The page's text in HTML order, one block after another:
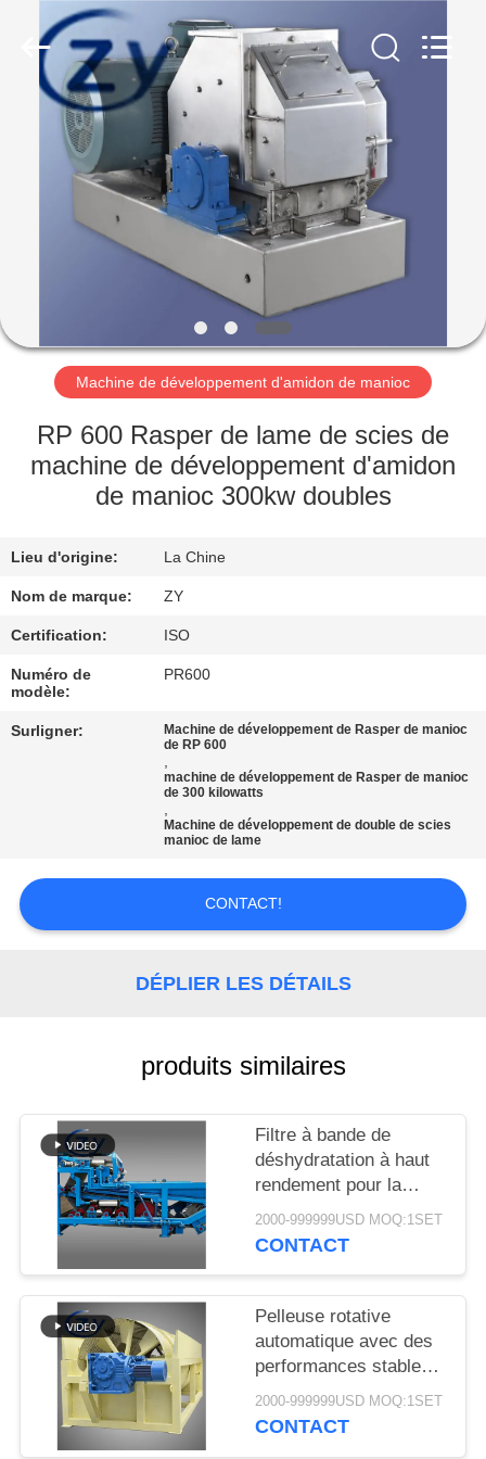
MAISON
PRODUITS
DES
USA
VISITE
D'USINE
DE
QUALITÉ
CONTACTEZ-
NOUS
NOUVELLES
DEMANDEZ
UNE
CITATION
PRIVACY
POLICY
Engineering
Machine de développement d'amidon de manioc
RP 600 Rasper de lame de scies de
machine de développement d'amidon
de manioc 300kw doubles
Lieu d'origine: La Chine
Nom de marque: ZY
Certification: ISO
Numéro de
modèle:
PR600
Surligner:
Machine de développement de Rasper de manioc
de RP 600
,
machine de développement de Rasper de manioc
de 300 kilowatts
,
Machine de développement de double de scies
manioc de lame
CONTACT!
DÉPLIER LES DÉTAILS
produits similaires
Filtre à bande de
déshydratation à haut
rendement pour la
déshydratation stable
des boues dans les
l'amidon de manioc
2000-999999USD MOQ:1SET
CONTACT
Pelleuse rotative
automatique avec des
performances stables
pour la production
d'amidon de manioc et
2000-999999USD MOQ:1SET
CONTACT